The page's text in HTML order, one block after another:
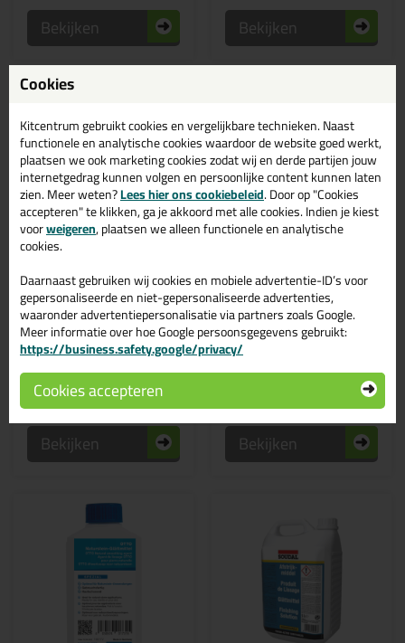
Bekijken Bekijken
Bloem Voegenglad 1ltr
Geconcentreerde afwerkzeep
8,99 (1)
Bekijken
Otto Afwerkzeep GL
Voor het netjes afwerken van
siliconen-, polyurethaan- én
hybride polymeerkitten!
6,86
Bekijken
Cookies
Kitcentrum gebruikt cookies en vergelijkbare technieken. Naast
functionele en analytische cookies waardoor de website goed werkt,
plaatsen we ook marketing cookies zodat wij en derde partijen jouw
internetgedrag kunnen volgen en persoonlijke content kunnen laten
zien. Meer weten?Lees hier ons cookiebeleid. Door op "Cookies
accepteren" te klikken, ga je akkoord met alle cookies. Indien je kiest
voorweigeren, plaatsen we alleen functionele en analytische
cookies.
Daarnaast gebruiken wij cookies en mobiele advertentie-ID’s voor
gepersonaliseerde en niet-gepersonaliseerde advertenties,
waaronder advertentiepersonalisatie via partners zoals Google.
Meer informatie over hoe Google persoonsgegevens gebruikt:
https://business.safety.google/privacy/
Cookies accepteren